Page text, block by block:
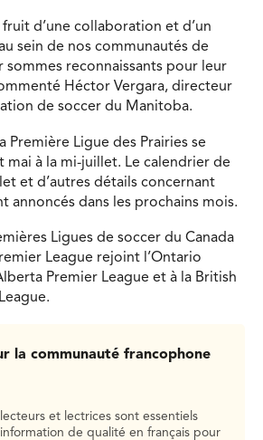
d’une collaboration et d’un
sein de nos communautés de
sommes reconnaissants pour leur
Héctor Vergara, directeur
de soccer du Manitoba.
Première Ligue des Prairies se
à la mi-juillet. Le calendrier de
et d’autres détails concernant
annoncés dans les prochains mois.
Ligues de soccer du Canada
League rejoint l’Ontario
Premier League et à la British
la communauté francophone
et lectrices sont essentiels
de qualité en français pour